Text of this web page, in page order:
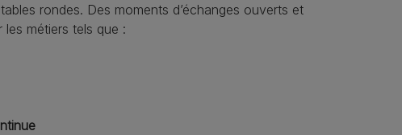
rondes. Des moments d’échanges ouverts et
métiers tels que :